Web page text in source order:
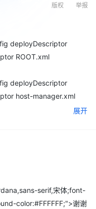
举报
版权
deployDescriptor
ROOT.xml
deployDescriptor
host-manager.xml
test.war
endElement
展开
serif,宋体;font-
color:#FFFFFF;">谢谢